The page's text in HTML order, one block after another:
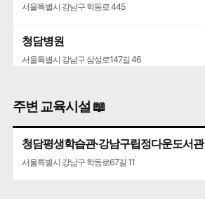
서울특별시 강남구 학동로 445
청담병원
서울특별시 강남구 삼성로147길 46
주변 교육시설 📖
청담평생학습관·강남구립정다운도서관
서울특별시 강남구 학동로67길 11